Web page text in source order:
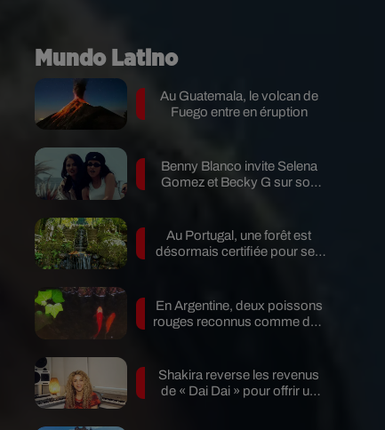
Mundo Latino
Au Guatemala, le volcan de
Fuego entre en éruption
Benny Blanco invite Selena
Gomez et Becky G sur son
Au Portugal, une forêt est
désormais certifiée pour ses
En Argentine, deux poissons
rouges reconnus comme des
Shakira reverse les revenus
de « Dai Dai » pour offrir un